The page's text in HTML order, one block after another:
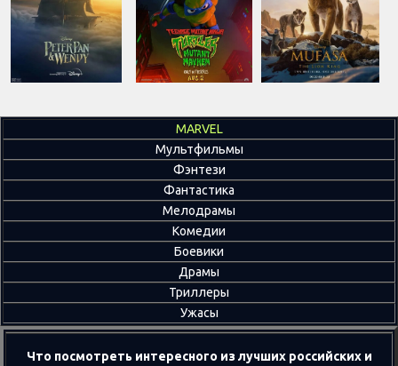
MARVEL
Мультфильмы
Фэнтези
Фантастика
Мелодрамы
Комедии
Боевики
Драмы
Триллеры
Ужасы
Что посмотреть интересного из лучших российских и